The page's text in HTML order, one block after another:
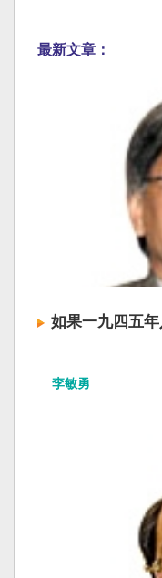
最新文章：
如果一九四五
李敏勇